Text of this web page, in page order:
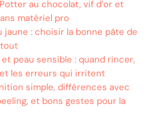
au chocolat, vif d’or et
matériel pro
jaune : choisir la bonne pâte de
et peau sensible : quand rincer,
les erreurs qui irritent
simple, différences avec
et bons gestes pour la